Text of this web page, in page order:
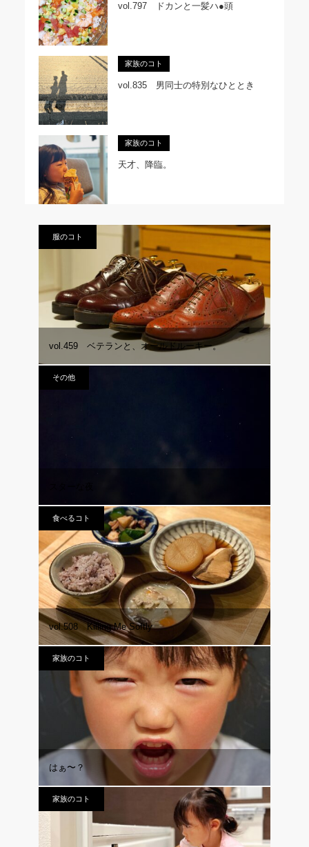
vol.797 ドカンと一髪ハ●頭
家族のコト
vol.835 男同士の特別なひととき
家族のコト
天才、降臨。
服のコト
vol.459 ベテランと、オールドルーキー。
その他
食べるコト
vol.508 Killing Me Softly
家族のコト
はぁ〜？
家族のコト